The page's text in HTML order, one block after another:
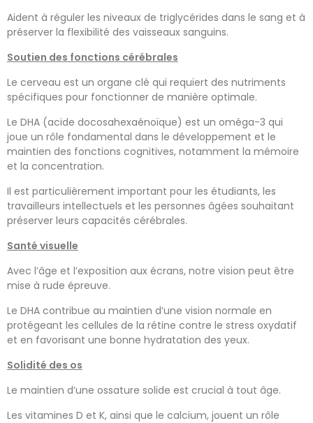
Aident à réguler les niveaux de triglycérides dans le sang et à
préserver la flexibilité des vaisseaux sanguins.
Soutien des fonctions cérébrales
Le cerveau est un organe clé qui requiert des nutriments
spécifiques pour fonctionner de manière optimale.
Le DHA (acide docosahexaénoïque) est un oméga-3 qui
joue un rôle fondamental dans le développement et le
maintien des fonctions cognitives, notamment la mémoire
et la concentration.
Il est particulièrement important pour les étudiants, les
travailleurs intellectuels et les personnes âgées souhaitant
préserver leurs capacités cérébrales.
Santé visuelle
Avec l’âge et l’exposition aux écrans, notre vision peut être
mise à rude épreuve.
Le DHA contribue au maintien d’une vision normale en
protégeant les cellules de la rétine contre le stress oxydatif
et en favorisant une bonne hydratation des yeux.
Solidité des os
Le maintien d’une ossature solide est crucial à tout âge.
Les vitamines D et K, ainsi que le calcium, jouent un rôle